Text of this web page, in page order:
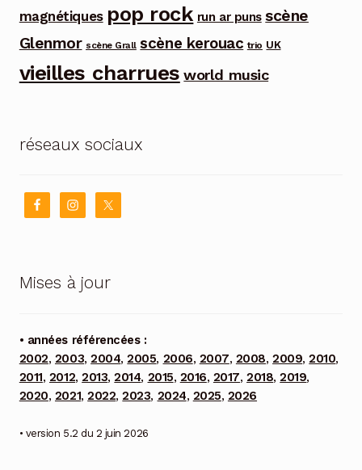
magnétiques pop rock run ar puns scène
Glenmor scène Grall scène kerouac trio UK
vieilles charrues world music
réseaux sociaux
Mises à jour
• années référencées :
2002, 2003,2004,2005, 2006, 2007, 2008,2009,2010,
2011, 2012,2013,2014, 2015, 2016, 2017,2018,2019,
2020, 2021,2022,2023, 2024, 2025, 2026
• version 5.2 du 2 juin 2026